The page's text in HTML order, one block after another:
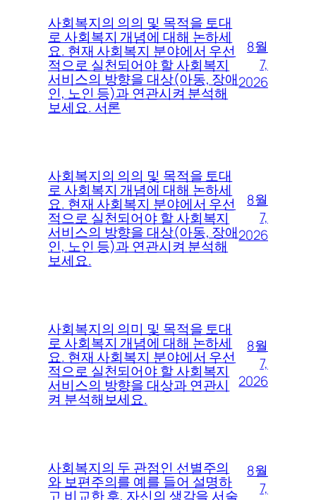
사회복지의 의의 및 목적을 토대
로 사회복지 개념에 대해 논하세
요. 현재 사회복지 분야에서 우선
적으로 실천되어야 할 사회복지
서비스의 방향을 대상(아동, 장애
인, 노인 등)과 연관시켜 분석해
보세요. 서론
8월
7,
2026
사회복지의 의의 및 목적을 토대
로 사회복지 개념에 대해 논하세
요. 현재 사회복지 분야에서 우선
적으로 실천되어야 할 사회복지
서비스의 방향을 대상(아동, 장애
인, 노인 등)과 연관시켜 분석해
보세요.
8월
7,
2026
사회복지의 의미 및 목적을 토대
로 사회복지 개념에 대해 논하세
요. 현재 사회복지 분야에서 우선
적으로 실천되어야 할 사회복지
서비스의 방향을 대상과 연관시
켜 분석해보세요.
8월
7,
2026
사회복지의 두 관점인 선별주의
와 보편주의를 예를 들어 설명하
고 비교한 후, 자신의 생각을 서술
8월
7,